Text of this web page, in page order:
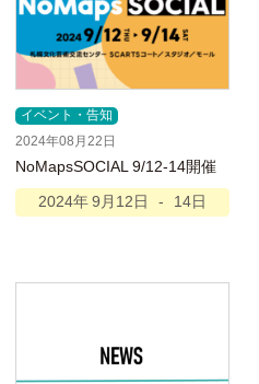
イベント・告知
2024年08月22日
NoMapsSOCIAL 9/12-14開催
2024年 9月 12日 - 14日